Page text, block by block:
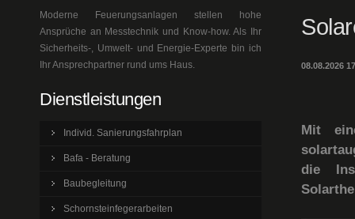
08.08.2026
Mit
die
Moderne Feuerungsanlagen stellen hohe
Ansprüche an Messtechnik und Know-how. Als Ihr
Sicherheits-, Umwelt- und Energie-Experte bin ich
Ihr Ansprechpartner rund ums Haus.
Dienstleistungen
Individ. Sanierungsfahrplan
Bafa - Beratung
Baubegleitung
Schornsteinfegerarbeiten